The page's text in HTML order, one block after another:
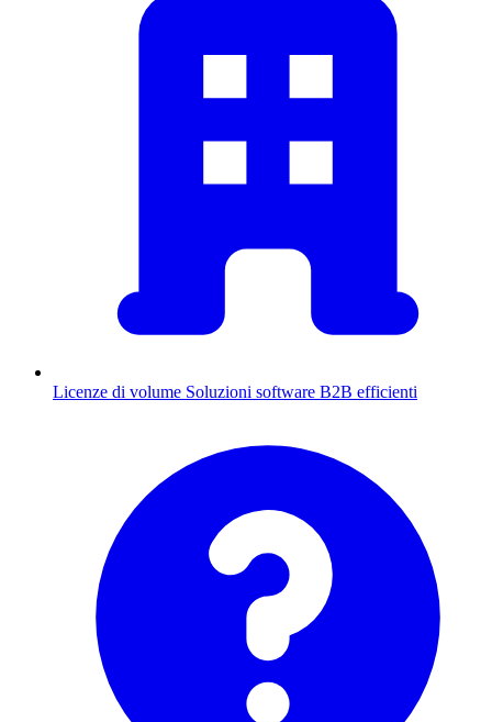
Licenze di volume Soluzioni software B2B efficienti